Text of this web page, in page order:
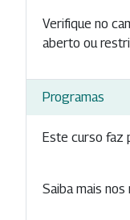
Verifique no
aberto ou
Programas
Este curso faz
Saiba mais nos